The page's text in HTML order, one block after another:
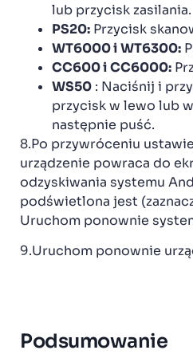
lub przycisk zasilania.
PS20: Przycisk
WT6000 iWT6300:
CC600 iCC6000:
WS50 : Naciśnij i
przycisk w lewo lub
następnie puść.
8.Po przywróceniu
urządzenie powraca do
odzyskiwania systemu
podświetlona jest
Uruchom ponownie
9.Uruchom ponownie
Podsumowanie